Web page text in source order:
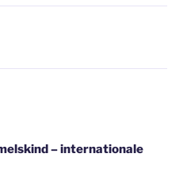
– internationale